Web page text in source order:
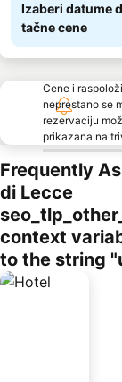
Izaberi datume
tačne cene
Cene i
neprestano se
rezervaciju
prikazana na
Frequently
di Lecce
context
to the string